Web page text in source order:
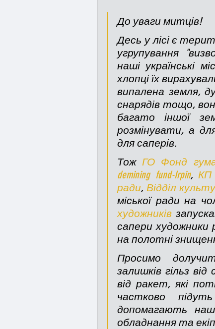
До уваги митців!
Десь у лісі є
угрупування
наші українські
хлопці їх
випалена земля,
снарядів тощо,
багато іншої
розмінувати, а
для саперів.
Тож ГО Фонд
demining fund-Irpin, КП
ради, Відділ
міської ради на
художників
сапери художники
на полотні
Просимо
залишків гільз
від ракет, які
частково
допомагають
обладнання та